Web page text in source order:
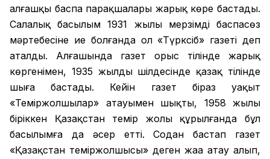
алғашқы баспа парақшалары жарық көре бастады.
Салалық басылым 1931 жылы мерзімді баспасөз
мәртебесіне ие болғанда ол «Түрксіб» газеті деп
аталды. Алғашында газет орыс тілінде жарық
көргенімен, 1935 жылдың шілдесінде қазақ тілінде
шыға бастады. Кейін газет біраз уақыт
«Теміржолшылар» атауымен шықты, 1958 жылы
біріккен Қазақстан темір жолы құрылғанда бұл
басылымға да әсер етті. Содан бастап газет
«Қазақстан теміржолшысы» деген жаңа атау алып,